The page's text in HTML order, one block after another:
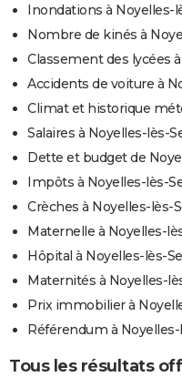
Inondations à Noyelles-
Nombre de kinés à
Classement des lycées
Accidents de voiture à
Climat et historique
Salaires à Noyelles-lès-
Dette et budget de
Impôts à Noyelles-lès-
Crèches à Noyelles-lès-
Maternelle à Noyelles-
Hôpital à Noyelles-lès-
Maternités à Noyelles-
Prix immobilier à
Référendum à
Tous les résultats